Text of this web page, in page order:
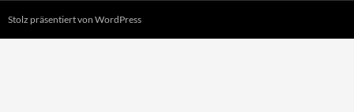
Stolz präsentiert von WordPress